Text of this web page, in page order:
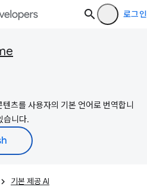
로그인
츠를 사용자의 기본 언어로 번역합니
습니다.
기본 제공 AI